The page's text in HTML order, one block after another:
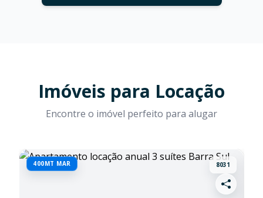
Imóveis para Locação
Encontre o imóvel perfeito para alugar
400MT MAR 8031